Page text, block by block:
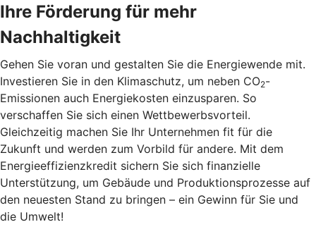
Ihre Förderung für mehr
Nachhaltigkeit
Gehen Sie voran und gestalten Sie die Energiewende mit.
Investieren Sie in den Klimaschutz, um neben CO2-
Emissionen auch Energiekosten einzusparen. So
verschaffen Sie sich einen Wettbewerbsvorteil.
Gleichzeitig machen Sie Ihr Unternehmen fit für die
Zukunft und werden zum Vorbild für andere. Mit dem
Energieeffizienzkredit sichern Sie sich finanzielle
Unterstützung, um Gebäude und Produktionsprozesse auf
den neuesten Stand zu bringen – ein Gewinn für Sie und
die Umwelt!